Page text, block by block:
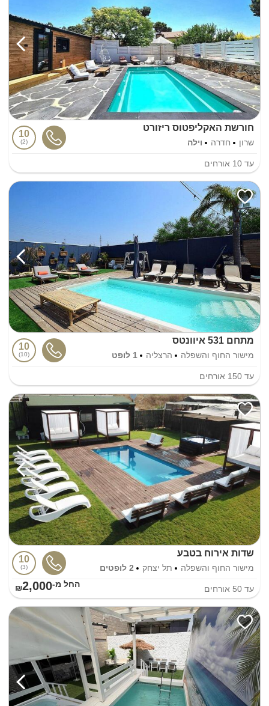
חורשת האקליפטוס ריזורט
שרון חדרה וילה
10
2
עד 10 אורחים
מתחם 531 איוונטס
מישור החוף והשפלה הרצליה 1 לופט
10
10
עד 150 אורחים
שדות אירוח בטבע
מישור החוף והשפלה תל יצחק 2 לופטים
10
3
עד 50 אורחים החל מ-₪2,000